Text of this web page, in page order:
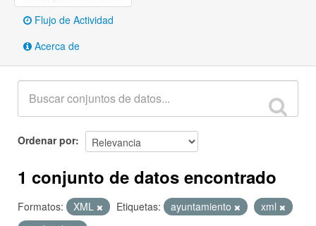
Flujo de Actividad
Acerca de
Ordenar por
1 conjunto de datos encontrado
Formatos: XML Etiquetas: ayuntamiento
xml